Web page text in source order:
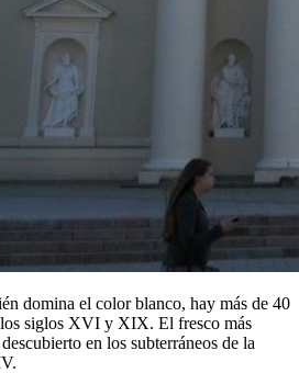
domina el color blanco, hay más de 40
los siglos XVI y XIX. El fresco más
en los subterráneos de la